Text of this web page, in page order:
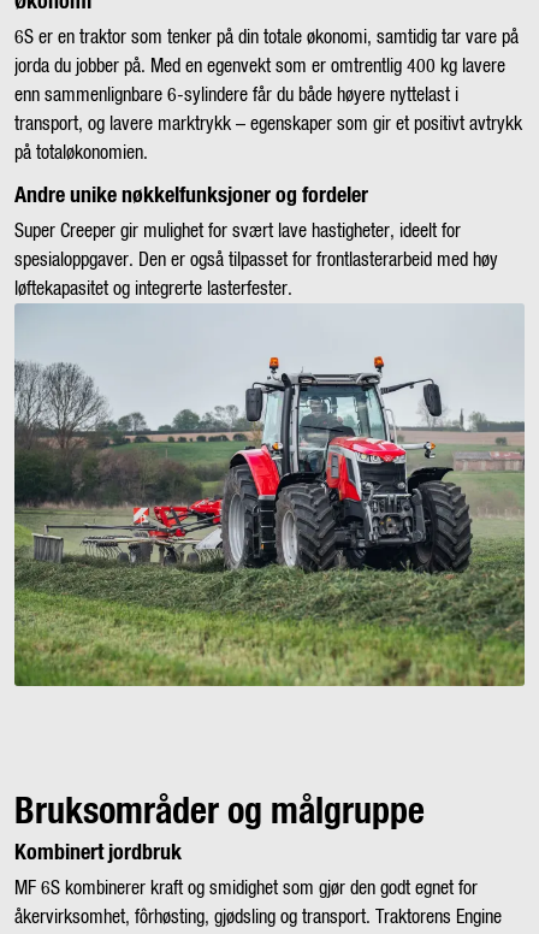
6S er en traktor som tenker på din totale økonomi, samtidig tar vare på
jorda du jobber på. Med en egenvekt som er omtrentlig 400 kg lavere
enn sammenlignbare 6-sylindere får du både høyere nyttelast i
transport, og lavere marktrykk – egenskaper som gir et positivt avtrykk
på totaløkonomien.
Andre unike nøkkelfunksjoner og fordeler
Super Creeper gir mulighet for svært lave hastigheter, ideelt for
spesialoppgaver. Den er også tilpasset for frontlasterarbeid med høy
løftekapasitet og integrerte lasterfester.
Bruksområder og målgruppe
Kombinert jordbruk
MF 6S kombinerer kraft og smidighet som gjør den godt egnet for
åkervirksomhet, fôrhøsting, gjødsling og transport. Traktorens Engine